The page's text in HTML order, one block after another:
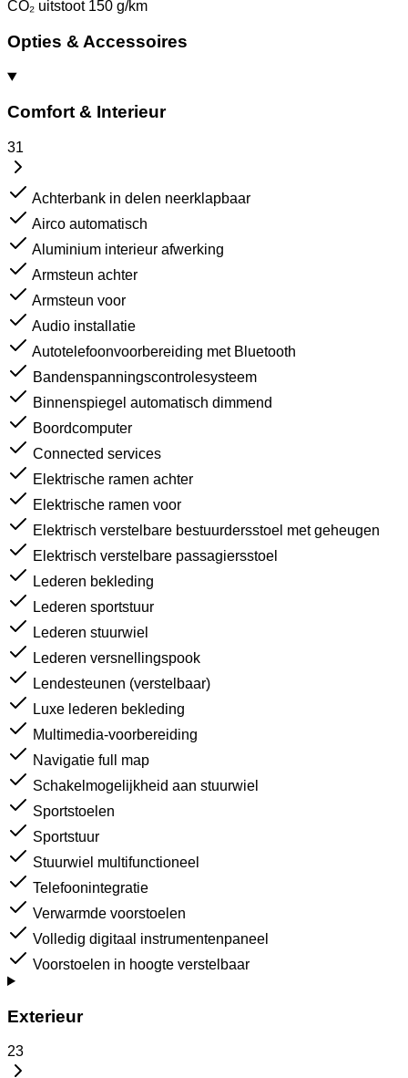
CO₂ uitstoot 150 g/km
Opties & Accessoires
Comfort & Interieur
31
Achterbank in delen neerklapbaar
Airco automatisch
Aluminium interieur afwerking
Armsteun achter
Armsteun voor
Audio installatie
Autotelefoonvoorbereiding met Bluetooth
Bandenspanningscontrolesysteem
Binnenspiegel automatisch dimmend
Boordcomputer
Connected services
Elektrische ramen achter
Elektrische ramen voor
Elektrisch verstelbare bestuurdersstoel met geheugen
Elektrisch verstelbare passagiersstoel
Lederen bekleding
Lederen sportstuur
Lederen stuurwiel
Lederen versnellingspook
Lendesteunen (verstelbaar)
Luxe lederen bekleding
Multimedia-voorbereiding
Navigatie full map
Schakelmogelijkheid aan stuurwiel
Sportstoelen
Sportstuur
Stuurwiel multifunctioneel
Telefoonintegratie
Verwarmde voorstoelen
Volledig digitaal instrumentenpaneel
Voorstoelen in hoogte verstelbaar
Exterieur
23